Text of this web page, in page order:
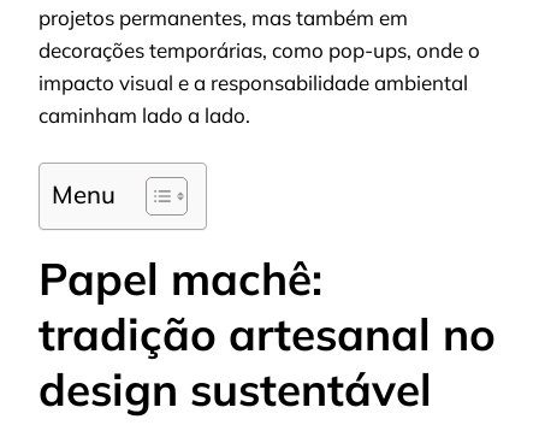
projetos permanentes, mas também em
decorações temporárias, como pop-ups, onde o
impacto visual e a responsabilidade ambiental
caminham lado a lado.
Menu
Papel machê:
tradição artesanal no
design sustentável